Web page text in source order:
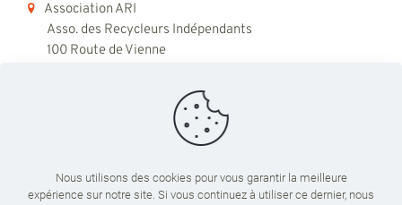
Association ARI
Asso. des Recycleurs Indépendants
100 Route de Vienne
Du lundi au vendredi
Nous utilisons des cookies pour vous garantir la meilleure
expérience sur notre site. Si vous continuez à utiliser ce dernier, nous